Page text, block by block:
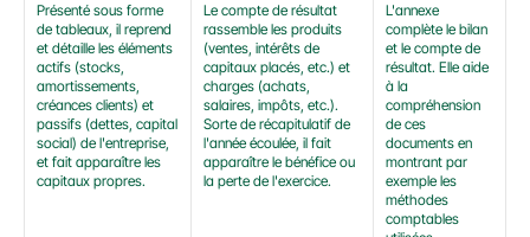
Présenté sous forme
de tableaux, il reprend
et détaille les éléments
actifs (stocks,
amortissements,
créances clients) et
passifs (dettes, capital
social) de l'entreprise,
et fait apparaître les
capitaux propres.
Le compte de résultat
rassemble les produits
(ventes, intérêts de
capitaux placés, etc.) et
charges (achats,
salaires, impôts, etc.).
Sorte de récapitulatif de
l'année écoulée, il fait
apparaître le bénéfice ou
la perte de l'exercice.
L'annexe
complète le bilan
et le compte de
résultat. Elle aide
à la
compréhension
de ces
documents en
montrant par
exemple les
méthodes
comptables